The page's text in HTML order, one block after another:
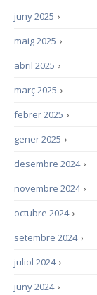
›
juny 2025
›
maig 2025
›
abril 2025
›
març 2025
›
febrer 2025
›
gener 2025
›
desembre 2024
›
novembre 2024
›
octubre 2024
›
setembre 2024
›
juliol 2024
›
juny 2024